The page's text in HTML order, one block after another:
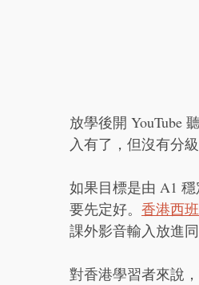
放學後開 YouTube
入有了，但沒有分
如果目標是由 A1
要先定好。 香港西
課外影音輸入放進
對香港學習者來說